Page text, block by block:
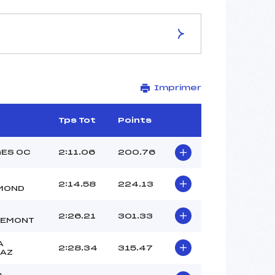
VARIANTE DE L'AIGLE
1905
2359/01/08
BENVENUTO JULIEN (SA)
Imprimer
Tps Tot Points
OC 2:11.06 200.76
2:14.58 224.13
2:26.21 301.33
2:28.34 315.47